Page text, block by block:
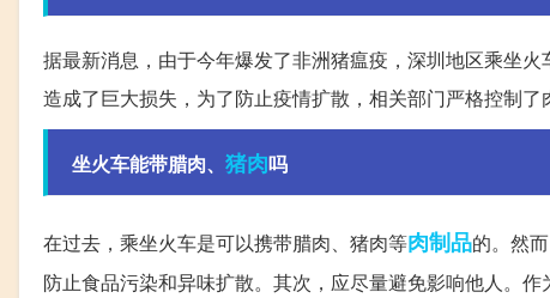
据最新消息，由于今年爆发了非洲猪瘟疫，深圳地区乘坐
造成了巨大损失，为了防止疫情扩散，相关部门严格控制了
坐火车能带腊肉、 猪肉吗
在过去，乘坐火车是可以携带腊肉、猪肉等肉制品的。然
防止食品污染和异味扩散。其次，应尽量避免影响他人。